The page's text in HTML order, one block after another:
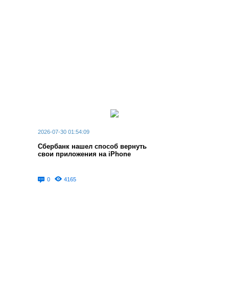
2026-07-30 01:54:09
Сбербанк нашел способ вернуть
свои приложения на iPhone
0 4165